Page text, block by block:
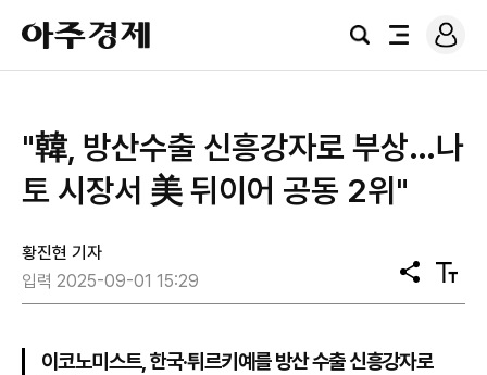
아
주
경
검
전
로
그
"韓, 방산수출 신흥강자로 부상…나
토 시장서 美 뒤이어 공동 2위"
황진현 기자
입력 2025-09-01 15:29
공
유
텍
스
이코노미스트, 한국·튀르키예를 방산 수출 신흥강자로